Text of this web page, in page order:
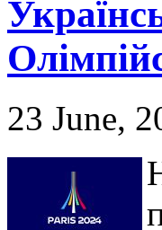
23 June,